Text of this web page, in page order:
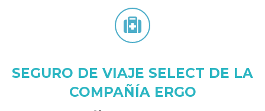
SEGURO DE VIAJE SELECT DE LA
COMPAÑÍA ERGO